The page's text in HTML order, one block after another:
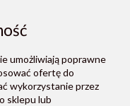
Regulamin i Politykę
umożliwiają poprawne
ofertę do
wykorzystanie przez
sklepu lub